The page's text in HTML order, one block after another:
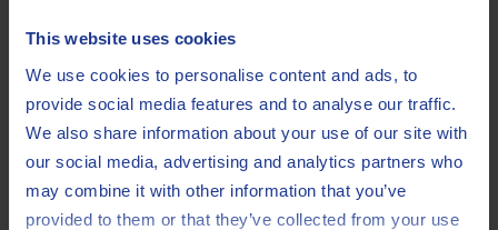
This website uses cookies
We use cookies to personalise content and ads, to
provide social media features and to analyse our traffic.
We also share information about your use of our site with
our social media, advertising and analytics partners who
may combine it with other information that you’ve
provided to them or that they’ve collected from your use
Iveco 18-1804 TFE
Liebherr LH-00-ENG
MAN M 3277
MB 228.5 (DTFR 15B120)
MB 235.27 (DTFR 13D100)